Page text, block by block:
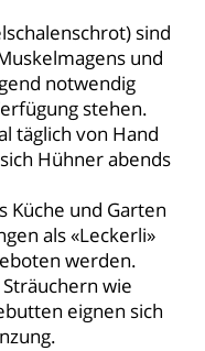
sind
und
notwendig
stehen.
täglich von Hand
Hühner abends
Küche und Garten
als «Leckerli»
werden.
wie
eignen sich